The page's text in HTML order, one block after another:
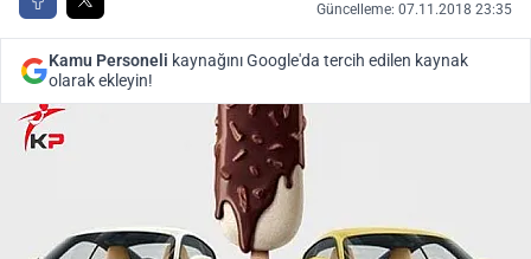
Güncelleme: 07.11.2018 23:35
Kamu Personeli kaynağını Google'da tercih edilen kaynak
olarak ekleyin!